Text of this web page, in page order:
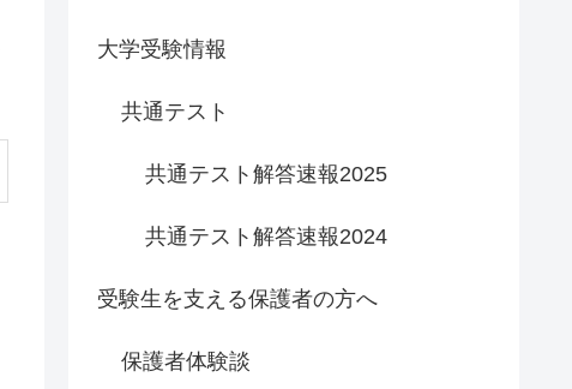
大学受験情報
共通テスト
共通テスト解答速報2025
共通テスト解答速報2024
受験生を支える保護者の方へ
保護者体験談